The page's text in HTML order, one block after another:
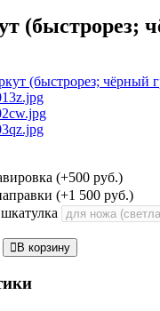
(быстрорез;
(+500 руб.)
(+1 500 руб.)
В корзину